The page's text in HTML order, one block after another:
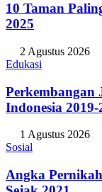
10 Taman
2025
2 Agustus 2026
Edukasi
Perkembangan
Indonesia 2019-
1 Agustus 2026
Sosial
Angka